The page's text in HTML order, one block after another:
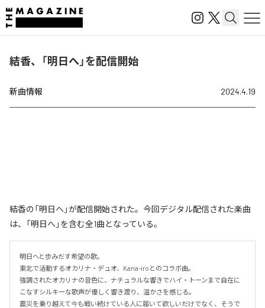
結香、「明日へ」を配信開始
新曲情報 2024.4.19
結香の「明日へ」が配信開始された。今回デジタル配信された楽曲
は、「明日へ」を含む全1曲となっている。
明日へと歩みだす希望の歌。
東北で活動するオカリナ・デュオ、Kana-iroとのコラボ曲。
強調されたオカリナの音色に、ナチュラルな響きでハイ・トーンまで自在に
こなすシルキーな歌声が優しく響き渡り、温かさを感じる。
震災を乗り越えて今も戦い続けている人に届いて欲しいだけでなく、そうで